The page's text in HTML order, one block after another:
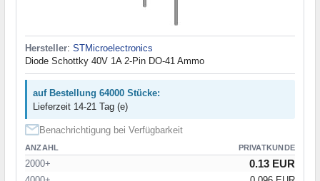
Hersteller: STMicroelectronics
Diode Schottky 40V 1A 2-Pin DO-41 Ammo
auf Bestellung 64000 Stücke:
Lieferzeit 14-21 Tag (e)
Benachrichtigung bei Verfügbarkeit
ANZAHL PRIVATKUNDE
2000+ 0.13 EUR